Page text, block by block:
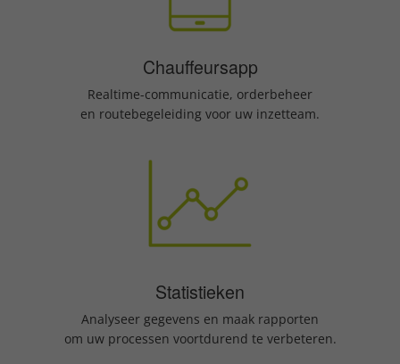
Chauffeursapp
Realtime-communicatie, orderbeheer
en routebegeleiding voor uw inzetteam.
Statistieken
Analyseer gegevens en maak rapporten
om uw processen voortdurend te verbeteren.